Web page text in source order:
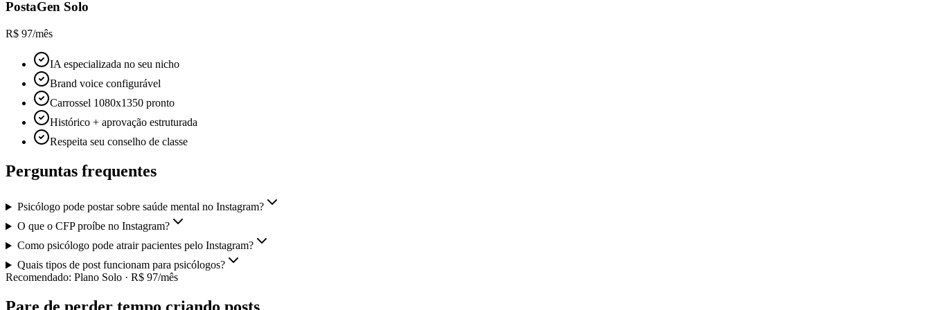
PostaGen Solo
R$ 97/mês
IA especializada no seu nicho
Brand voice configurável
Carrossel 1080x1350 pronto
Histórico + aprovação estruturada
Respeita seu conselho de classe
Perguntas frequentes
Psicólogo pode postar sobre saúde mental no Instagram?
O que o CFP proíbe no Instagram?
Como psicólogo pode atrair pacientes pelo Instagram?
Quais tipos de post funcionam para psicólogos?
Recomendado: Plano Solo · R$ 97/mês